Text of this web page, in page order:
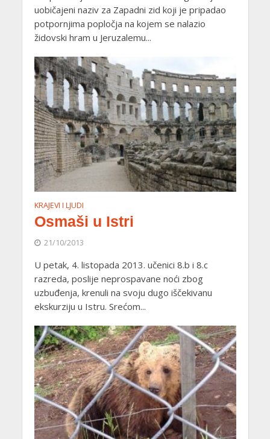
uobičajeni naziv za Zapadni zid koji je pripadao
potpornjima popločja na kojem se nalazio
židovski hram u Jeruzalemu...
KRAJEVI I LJUDI
Osmaši u Istri
21/10/2013
U petak, 4. listopada 2013. učenici 8.b i 8.c
razreda, poslije neprospavane noći zbog
uzbuđenja, krenuli na svoju dugo iščekivanu
ekskurziju u Istru. Srećom...